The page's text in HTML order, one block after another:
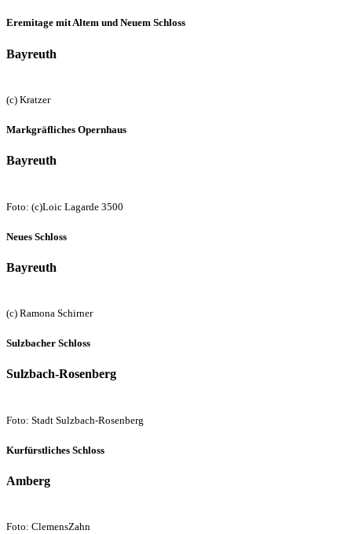
Eremitage mit Altem und Neuem Schloss
Bayreuth
(c) Kratzer
Markgräfliches Opernhaus
Bayreuth
Foto: (c)Loic Lagarde 3500
Neues Schloss
Bayreuth
(c) Ramona Schirner
Sulzbacher Schloss
Sulzbach-Rosenberg
Foto: Stadt Sulzbach-Rosenberg
Kurfürstliches Schloss
Amberg
Foto: ClemensZahn